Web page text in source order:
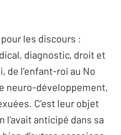
les discours :
diagnostic, droit et
de l’enfant-roi au No
neuro-développement,
C’est leur objet
l’avait anticipé dans sa